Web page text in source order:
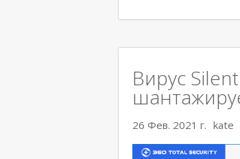
Вирус
26 Фев. 2021 г. kate